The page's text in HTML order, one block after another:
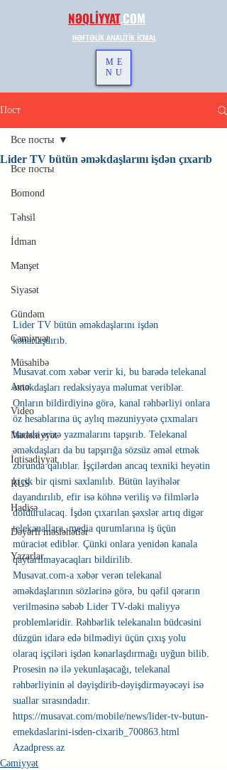
NƏQLİYYAT.COM
HƏFTƏLİK ANALİTİK İCMAL
ME
NU
Пост
Все посты
Bomond
Təhsil
İdman
Manşet
Siyasət
Gündəm
Cəmiyyət
Müsahibə
Avto
Video
Mədəniyyət
İqtisadiyyat
RUS
Hadisə
Dəyərli məsləhətlər
Yazarlar
Все посты
Lider TV bütün əməkdaşlarını işdən çıxarıb
Lider TV bütün əməkdaşlarını işdən
kənarlaşdırıb.
Musavat.com xəbər verir ki, bu barədə telekanal
əməkdaşları redaksiyaya məlumat veriblər.
Onların bildirdiyinə görə, kanal rəhbərliyi onlara
öz hesablarına üç aylıq məzuniyyətə çıxmaları
barədə ərizə yazmalarını tapşırıb. Telekanal
əməkdaşları da bu tapşırığa sözsüz əməl etmək
zorunda qalıblar. İşçilərdən ancaq texniki heyətin
kiçik bir qismi saxlanılıb. Bütün layihələr
dayandırılıb, efir isə köhnə veriliş və filmlərlə
doldurulacaq. İşdən çıxarılan şəxslər artıq digər
telekanallara, media qurumlarına iş üçün
müraciət ediblər. Çünki onlara yenidən kanala
qaytarılmayacaqları bildirilib.
Musavat.com-a xəbər verən telekanal
əməkdaşlarının sözlərinə görə, bu qəfil qərarın
verilməsinə səbəb Lider TV-dəki maliyyə
problemləridir. Rəhbərlik telekanalın büdcəsini
düzgün idarə edə bilmədiyi üçün çıxış yolu
olaraq işçiləri işdən kənarlaşdırmağı uyğun bilib.
Prosesin nə ilə yekunlaşacağı, telekanal
rəhbərliyinin əl dəyişdirib-dəyişdirməyəcəyi isə
suallar sırasındadır.
https://musavat.com/mobile/news/lider-tv-butun-
emekdaslarini-isden-cixarib_700863.html
Azadpress.az
Cəmiyyət